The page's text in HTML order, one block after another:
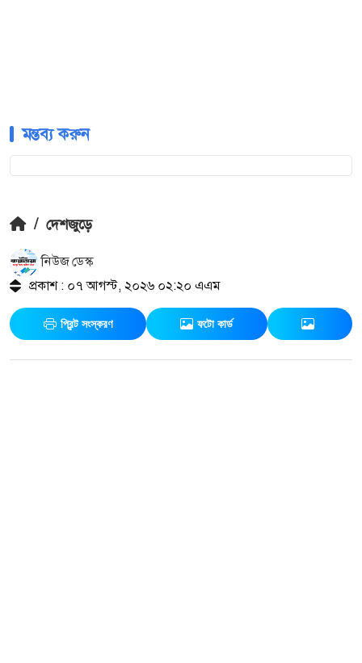
মন্তব্য করুন
/ দেশজুড়ে
নিউজ ডেস্ক
প্রকাশ : ০৭ আগস্ট, ২০২৬ ০২:২০ এএম
প্রিন্ট সংস্করণ ফটো কার্ড